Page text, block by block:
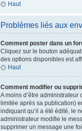
Haut
Problèmes liés aux
Comment poster dans un
Cliquez sur le bouton
des options disponibles est
Haut
Comment modifier ou
A moins d’être
limitée après sa publication)
indiquant qu’il a été édité, le
administrateur modifie le
supprimer un message une